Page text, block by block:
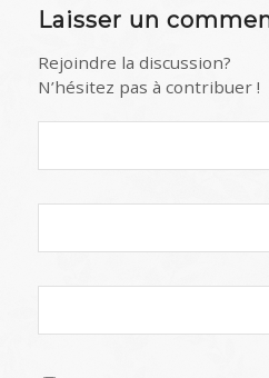
Laisser un
Rejoindre la discussion?
N’hésitez pas à contribuer !